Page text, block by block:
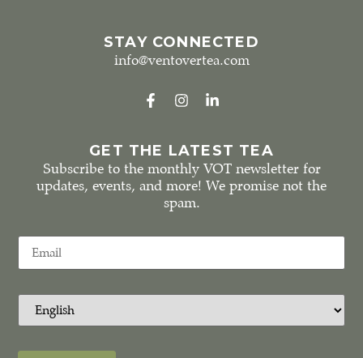
STAY CONNECTED
info@ventovertea.com
GET THE LATEST TEA
Subscribe to the monthly VOT newsletter for
updates, events, and more! We promise not the
spam.